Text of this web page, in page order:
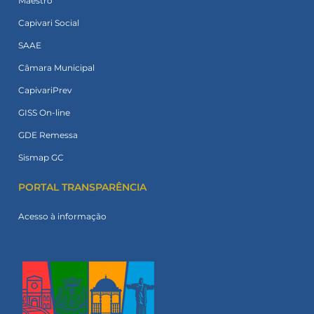
Capivari Social
SAAE
Câmara Municipal
CapivariPrev
GISS On-line
GDE Remessa
Sismap GC
PORTAL TRANSPARÊNCIA
Acesso à informação